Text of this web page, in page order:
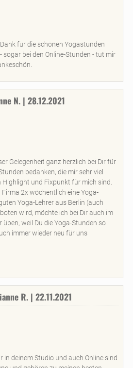
für die schönen Yogastunden
sogar bei den Online-Stunden - tut mir
N. | 28.12.2021
Gelegenheit ganz herzlich bei Dir für
bedanken, die mir sehr viel
Highlight und Fixpunkt für mich sind.
Firma 2x wöchentlich eine Yoga-
Yoga-Lehrer aus Berlin (auch
wird, möchte ich bei Dir auch im
weil Du die Yoga-Stunden so
immer wieder neu für uns
R. | 22.11.2021
in deinem Studio und auch Online sind